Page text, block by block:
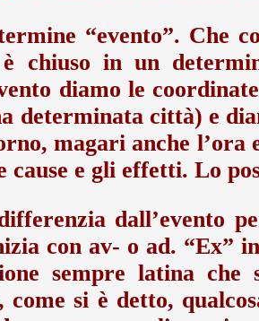
“evento”. Che
chiuso in un
diamo le
determinata città) e
magari anche
cause e gli effetti. Lo
dall’evento
con av- o ad. “Ex”
sempre latina
come si è detto,